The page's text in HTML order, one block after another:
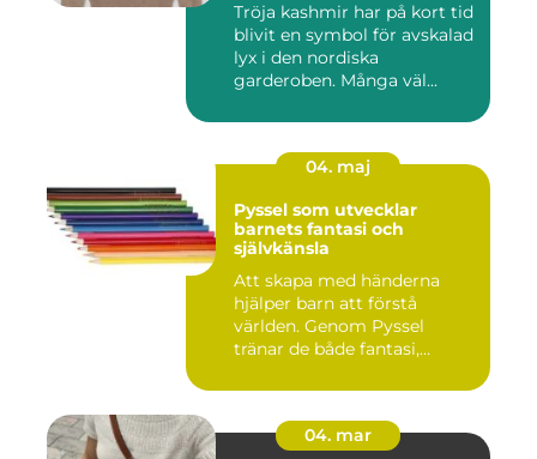
Tröja kashmir har på kort tid
blivit en symbol för avskalad
lyx i den nordiska
garderoben. Många väl...
04. maj
Pyssel som utvecklar
barnets fantasi och
självkänsla
Att skapa med händerna
hjälper barn att förstå
världen. Genom Pyssel
tränar de både fantasi,
04. mar